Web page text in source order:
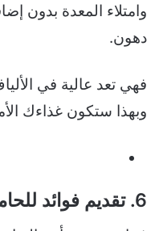
وامتلاء المعدة بدون
دهون.
فهي تعد عالية في
وبهذا ستكون غذاءك
6. تقديم فوائد للحامل